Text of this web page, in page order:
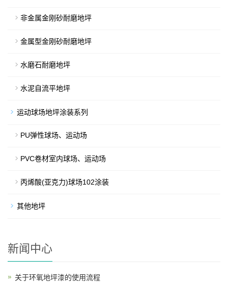
非金属金刚砂耐磨地坪
金属型金刚砂耐磨地坪
水磨石耐磨地坪
水泥自流平地坪
运动球场地坪涂装系列
PU弹性球场、运动场
PVC卷材室内球场、运动场
丙烯酸(亚克力)球场102涂装
其他地坪
新闻中心
关于环氧地坪漆的使用流程